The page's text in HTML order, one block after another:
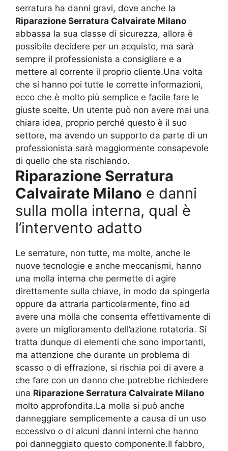
serratura ha danni gravi, dove anche la
Riparazione Serratura Calvairate Milano
abbassa la sua classe di sicurezza, allora è
possibile decidere per un acquisto, ma sarà
sempre il professionista a consigliare e a
mettere al corrente il proprio cliente.Una volta
che si hanno poi tutte le corrette informazioni,
ecco che è molto più semplice e facile fare le
giuste scelte. Un utente può non avere mai una
chiara idea, proprio perché questo è il suo
settore, ma avendo un supporto da parte di un
professionista sarà maggiormente consapevole
di quello che sta rischiando.
Riparazione Serratura
Calvairate Milano e danni
sulla molla interna, qual è
l’intervento adatto
Le serrature, non tutte, ma molte, anche le
nuove tecnologie e anche meccanismi, hanno
una molla interna che permette di agire
direttamente sulla chiave, in modo da spingerla
oppure da attrarla particolarmente, fino ad
avere una molla che consenta effettivamente di
avere un miglioramento dell’azione rotatoria. Si
tratta dunque di elementi che sono importanti,
ma attenzione che durante un problema di
scasso o di effrazione, si rischia poi di avere a
che fare con un danno che potrebbe richiedere
una Riparazione Serratura Calvairate Milano
molto approfondita.La molla si può anche
danneggiare semplicemente a causa di un uso
eccessivo o di alcuni danni interni che hanno
poi danneggiato questo componente.Il fabbro,